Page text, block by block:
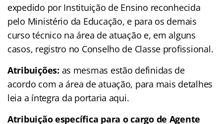
expedido por Instituição de Ensino reconhecida
pelo Ministério da Educação, e para os demais
curso técnico na área de atuação e, em alguns
casos, registro no Conselho de Classe profissional.
Atribuições: as mesmas estão definidas de
acordo com a área de atuação, para mais detalhes
leia a íntegra da portaria aqui.
Atribuição específica para o cargo de Agente